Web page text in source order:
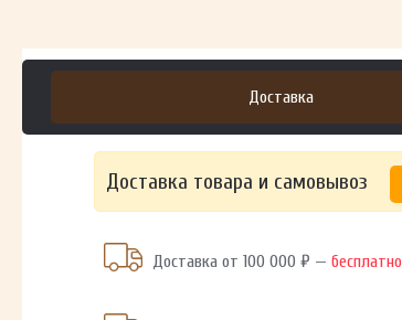
Доставка
Доставка товара и самовывоз
Доставка от 100 000 ₽ —бесплатно